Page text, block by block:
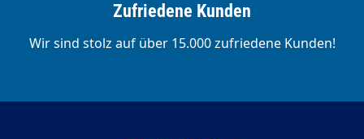
Zufriedene Kunden
Wir sind stolz auf über 15.000 zufriedene Kunden!